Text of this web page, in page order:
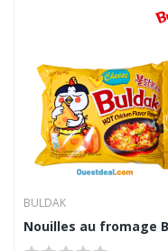
BULDAK